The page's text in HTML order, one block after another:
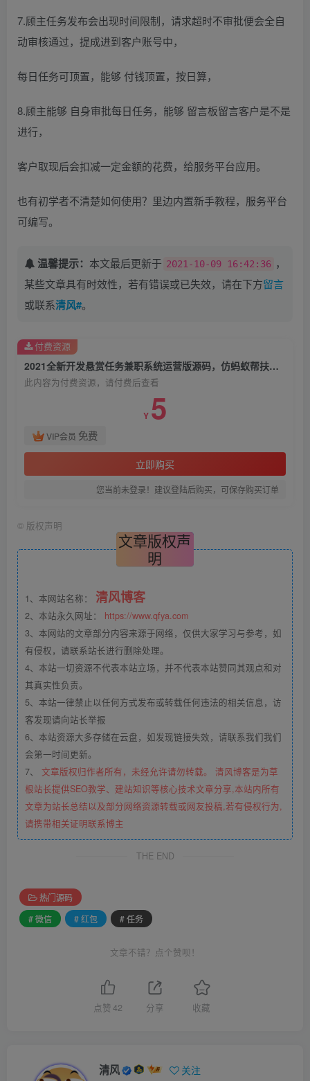
7.顾主任务发布会出现时间限制，请求超时不审批便会全自
动审核通过，提成进到客户账号中，
每日任务可顶置，能够 付钱顶置，按日算，
8.顾主能够 自身审批每日任务，能够 留言板留言客户是不是
进行，
客户取现后会扣减一定金额的花费，给服务平台应用。
也有初学者不清楚如何使用？里边内置新手教程，服务平台
可编写。
温馨提示： 本文最后更新于 2021-10-09 16:42:36 ，
某些文章具有时效性，若有错误或已失效，请在下方留言
或联系清风#。
2021全新开发悬赏任务兼职系统运营版源码，仿蚂蚁帮扶众人帮平台
此内容为付费资源，请付费后查看
Y 5
VIP会员 免费
立即购买
您当前未登录！建议登陆后购买，可保存购买订单
付费资源
© 版权声明
文章版权声
明
1、本网站名称： 清风博客
2、本站永久网址： https://www.qfya.com
3、本网站的文章部分内容来源于网络，仅供大家学习与参考，如
有侵权，请联系站长进行删除处理。
4、本站一切资源不代表本站立场，并不代表本站赞同其观点和对
其真实性负责。
5、本站一律禁止以任何方式发布或转载任何违法的相关信息，访
客发现请向站长举报
6、本站资源大多存储在云盘，如发现链接失效，请联系我们我们
会第一时间更新。
7、 文章版权归作者所有，未经允许请勿转载。 清风博客是为草
根站长提供SEO教学、建站知识等核心技术文章分享,本站内所有
文章为站长总结以及部分网络资源转载或网友投稿,若有侵权行为,
请携带相关证明联系博主
THE END
热门源码
# 微信
# 红包 # 任务
文章不错？点个赞呗！
点赞42 分享 收藏
清风 关注